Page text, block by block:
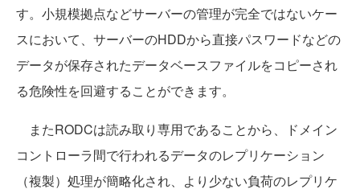
す。小規模拠点などサーバーの管理が完全ではないケー
スにおいて、サーバーのHDDから直接パスワードなどの
データが保存されたデータベースファイルをコピーされ
る危険性を回避することができます。
またRODCは読み取り専用であることから、ドメイン
コントローラ間で行われるデータのレプリケーション
（複製）処理が簡略化され、より少ない負荷のレプリケ